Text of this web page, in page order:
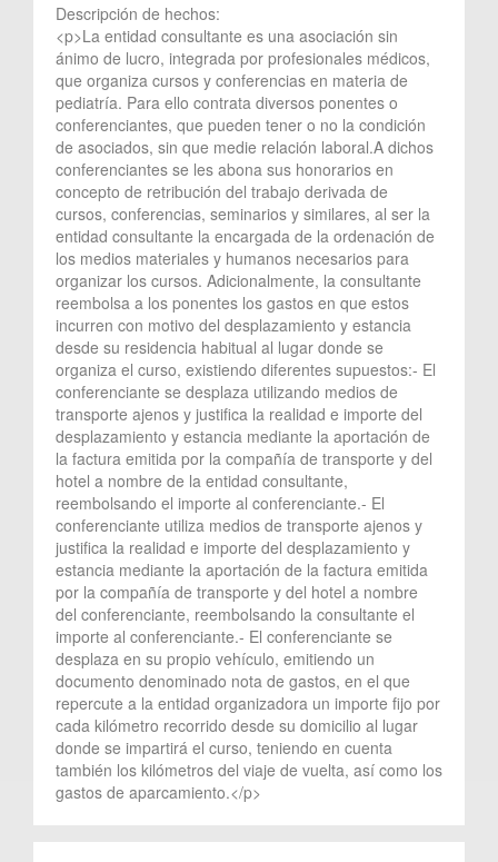
Descripción de hechos:
<p>La entidad consultante es una asociación sin
ánimo de lucro, integrada por profesionales médicos,
que organiza cursos y conferencias en materia de
pediatría. Para ello contrata diversos ponentes o
conferenciantes, que pueden tener o no la condición
de asociados, sin que medie relación laboral.A dichos
conferenciantes se les abona sus honorarios en
concepto de retribución del trabajo derivada de
cursos, conferencias, seminarios y similares, al ser la
entidad consultante la encargada de la ordenación de
los medios materiales y humanos necesarios para
organizar los cursos. Adicionalmente, la consultante
reembolsa a los ponentes los gastos en que estos
incurren con motivo del desplazamiento y estancia
desde su residencia habitual al lugar donde se
organiza el curso, existiendo diferentes supuestos:- El
conferenciante se desplaza utilizando medios de
transporte ajenos y justifica la realidad e importe del
desplazamiento y estancia mediante la aportación de
la factura emitida por la compañía de transporte y del
hotel a nombre de la entidad consultante,
reembolsando el importe al conferenciante.- El
conferenciante utiliza medios de transporte ajenos y
justifica la realidad e importe del desplazamiento y
estancia mediante la aportación de la factura emitida
por la compañía de transporte y del hotel a nombre
del conferenciante, reembolsando la consultante el
importe al conferenciante.- El conferenciante se
desplaza en su propio vehículo, emitiendo un
documento denominado nota de gastos, en el que
repercute a la entidad organizadora un importe fijo por
cada kilómetro recorrido desde su domicilio al lugar
donde se impartirá el curso, teniendo en cuenta
también los kilómetros del viaje de vuelta, así como los
gastos de aparcamiento.</p>